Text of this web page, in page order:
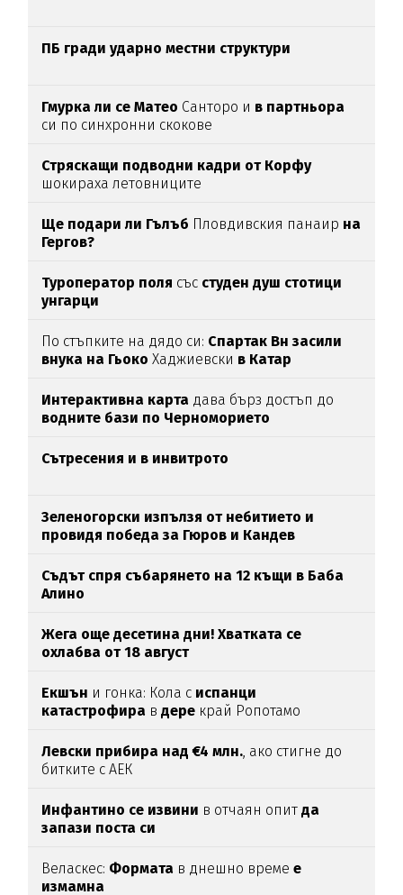
ПБ гради ударно местни структури
Гмурка ли се Матео Санторо и в партньора
си по синхронни скокове
Стряскащи подводни кадри от Корфу
шокираха летовниците
Ще подари ли Гълъб Пловдивския панаир на
Гергов?
Туроператор поля със студен душ стотици
унгарци
По стъпките на дядо си: Спартак Вн засили
внука на Гьоко Хаджиевски в Катар
Интерактивна карта дава бърз достъп до
водните бази по Черноморието
Сътресения и в инвитрото
Зеленогорски изпълзя от небитието и
провидя победа за Гюров и Кандев
Съдът спря събарянето на 12 къщи в Баба
Алино
Жега още десетина дни! Хватката се
охлабва от 18 август
Екшън и гонка: Кола с испанци
катастрофира вдере край Ропотамо
Левски прибира над €4 млн., ако стигне до
битките с АЕК
Инфантино се извини в отчаян опит да
запази поста си
Веласкес: Формата в днешно времее
измамна